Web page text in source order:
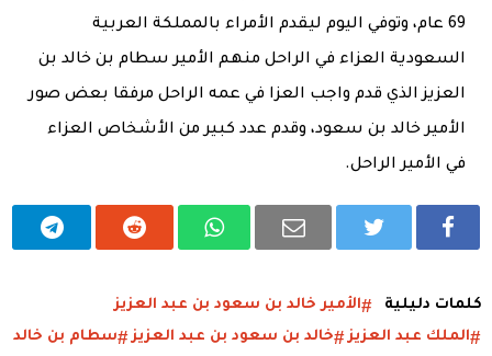
69 عام، وتوفي اليوم ليقدم الأمراء بالمملكة العربية
السعودية العزاء في الراحل منهم الأمير سطام بن خالد بن
العزيز الذي قدم واجب العزا في عمه الراحل مرفقا بعض صور
الأمير خالد بن سعود، وقدم عدد كبير من الأشخاص العزاء
في الأمير الراحل.
كلمات دليلية
الأمير خالد بن سعود بن عبد العزيز
الملك عبد العزيز
خالد بن سعود بن عبد العزيز سطام بن خالد